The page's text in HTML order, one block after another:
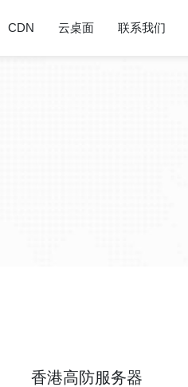
CDN 云桌面 联系我们
香港高防服务器